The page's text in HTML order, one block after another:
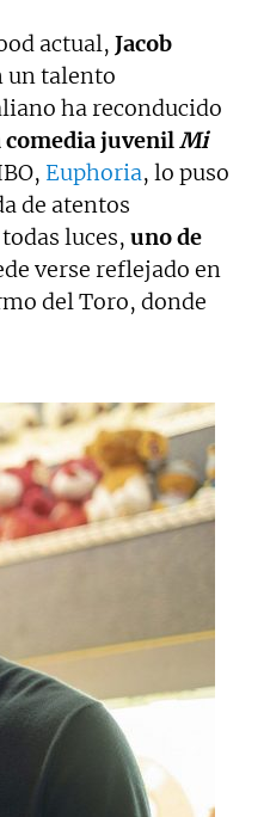
actual, Jacob
un talento
ha reconducido
comedia juvenilMi
Euphoria, lo puso
de atentos
luces, uno de
verse reflejado en
del Toro, donde